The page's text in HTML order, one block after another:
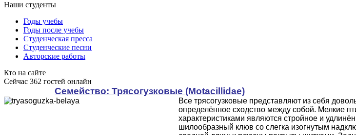
Наши студенты
Годы учебы
Годы после учебы
Студенческая пресса
Студенческие песни
Авторские работы
Кто на сайте
Сейчас 362 гостей онлайн
Cемейство: Трясогузковые (Motacillidae)
Все трясогузковые представляют из себя
определённое сходство между собой. Мелкие
характеристиками являются стройное и
шилообразный клюв со слегка изогнутым